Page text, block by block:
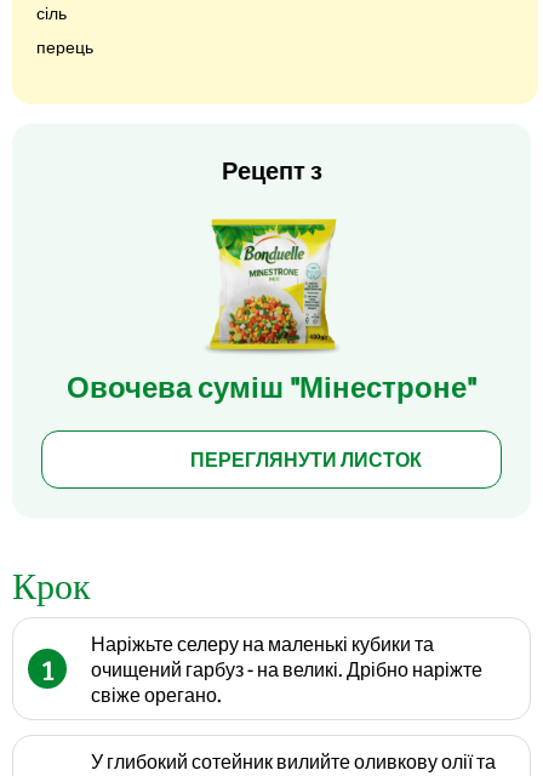
сіль
перець
Рецепт з
Овочева суміш "Мінестроне"
ПЕРЕГЛЯНУТИ ЛИСТОК
Крок
1
Наріжьте селеру на маленькі кубики та
очищений гарбуз - на великі. Дрібно наріжте
свіже орегано.
У глибокий сотейник вилийте оливкову олії та